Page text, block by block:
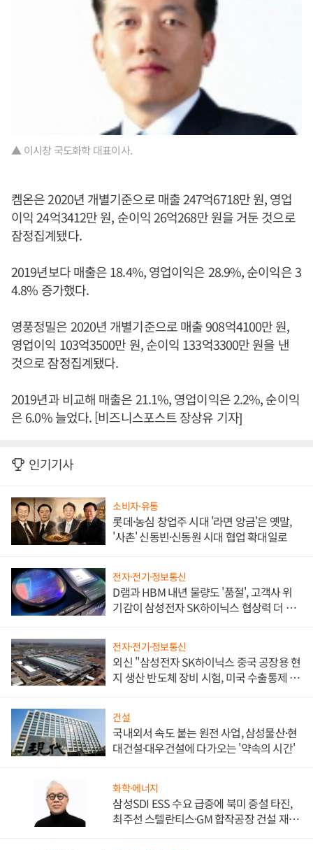
▲ 이시창 국도화학 대표이사.
켐온은 2020년 개별기준으로 매출 247억6718만 원, 영업
이익 24억3412만 원, 순이익 26억268만 원을 거둔 것으로
잠정집계됐다.
2019년보다 매출은 18.4%, 영업이익은 28.9%, 순이익은 3
4.8% 증가했다.
영풍정밀은 2020년 개별기준으로 매출 908억4100만 원,
영업이익 103억3500만 원, 순이익 133억3300만 원을 낸
것으로 잠정집계됐다.
2019년과 비교해 매출은 21.1%, 영업이익은 2.2%, 순이익
은 6.0% 늘었다. [비즈니스포스트 장상유 기자]
인기기사
소비자·유통
롯데·농심 창업주 시대 '라면 앙금'은 옛말,
'사촌' 신동빈·신동원 시대 협업 확대일로
전자·전기·정보통신
D램과 HBM 내년 물량도 '품절', 고객사 위
기감이 삼성전자 SK하이닉스 협상력 더 키
전자·전기·정보통신
외신 "삼성전자 SK하이닉스 중국 공장용 현
지 생산 반도체 장비 시험, 미국 수출통제 대
건설
국내외서 속도 붙는 원전 사업, 삼성물산·현
대건설·대우건설에 다가오는 '약속의 시간'
화학·에너지
삼성SDI ESS 수요 급증에 북미 증설 타진,
최주선 스텔란티스·GM 합작공장 건설 재추